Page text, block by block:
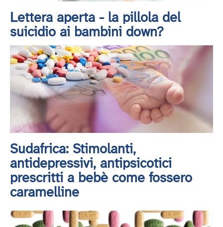
Lettera aperta - la pillola del
suicidio ai bambini down?
Sudafrica: Stimolanti,
antidepressivi, antipsicotici
prescritti a bebè come fossero
caramelline